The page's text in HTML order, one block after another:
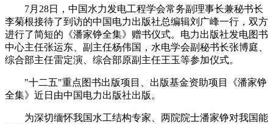
7月28日，中国水力发电工程学会常务副理事长兼秘书长
李菊根接待了到访的中国电力出版社总编辑刘广峰一行，双方
进行了简短的《潘家铮全集》赠书仪式。电力出版社发电图书
中心主任张运东、副主任杨伟国，水电学会副秘书长张博庭、
综合部主任雷定演、综合部原副主任王玉等参加仪式。
"十二五"重点图书出版项目、出版基金资助项目《潘家铮
全集》近日由中国电力出版社出版。
为深切缅怀我国水工结构专家、两院院士潘家铮对我国能